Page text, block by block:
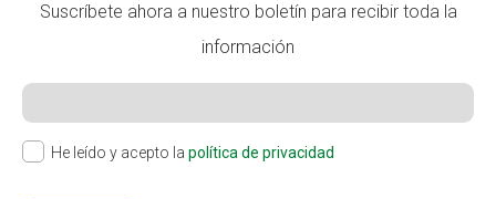
Suscríbete ahora a nuestro boletín para recibir toda la
información
He leído y acepto la política de privacidad